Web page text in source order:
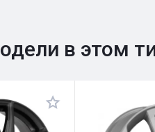
в этом